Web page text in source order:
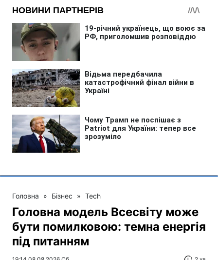
Головна » Бізнес » Tech
Головна модель Всесвіту може
бути помилковою: темна енергія
під питанням